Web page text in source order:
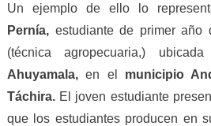
Un ejemplo de ello lo
Pernía,estudiante de primer año
(técnica agropecuaria,)
Ahuyamala,en el municipio
Táchira.El joven estudiante
que los estudiantes producen en